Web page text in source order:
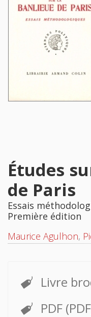
Études
de Paris
Essais
Première édition
Maurice Agulhon,
Livre
PDF